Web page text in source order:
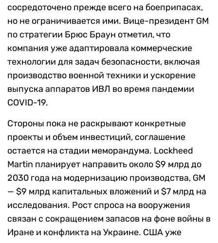
сосредоточено прежде всего на боеприпасах,
но не ограничивается ими. Вице-президент GM
по стратегии Брюс Браун отметил, что
компания уже адаптировала коммерческие
технологии для задач безопасности, включая
производство военной техники и ускорение
выпуска аппаратов ИВЛ во время пандемии
COVID-19.
Стороны пока не раскрывают конкретные
проекты и объем инвестиций, соглашение
остается на стадии меморандума. Lockheed
Martin планирует направить около $9 млрд до
2030 года на модернизацию производства, GM
— $9 млрд капитальных вложений и $7 млрд на
исследования. Рост спроса на вооружения
связан с сокращением запасов на фоне войны в
Иране и конфликта на Украине. США уже